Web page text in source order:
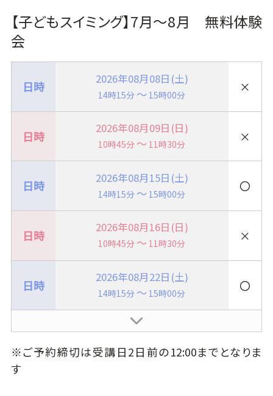
【子どもスイミング】7月～8月 無料体験
会
2026年08月08日(土)
14時15分 ～ 15時00分
×
2026年08月09日(日)
10時45分 ～ 11時30分
×
2026年08月15日(土)
14時15分 ～ 15時00分
〇
2026年08月16日(日)
10時45分 ～ 11時30分
×
2026年08月22日(土)
14時15分 ～ 15時00分
〇
※ご予約締切は受講日2日前の12:00までとなりま
す